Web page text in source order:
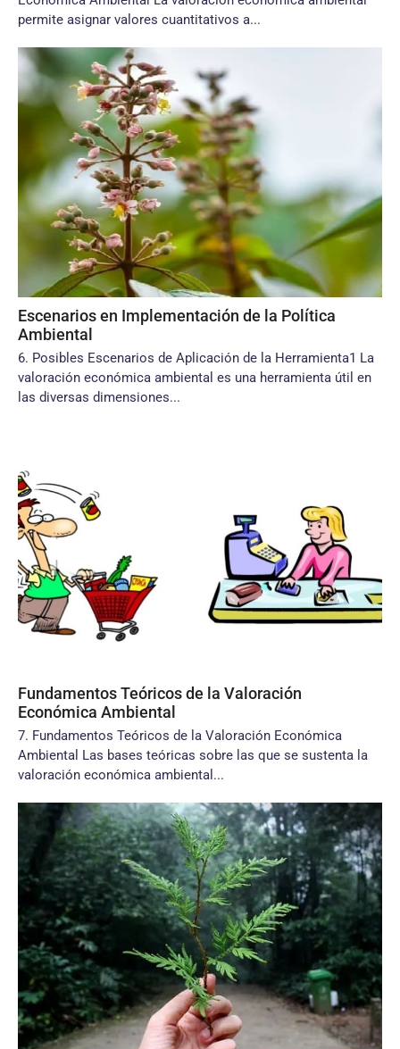
permite asignar valores cuantitativos a...
Escenarios en Implementación de la Política
Ambiental
6. Posibles Escenarios de Aplicación de la Herramienta1 La
valoración económica ambiental es una herramienta útil en
las diversas dimensiones...
Fundamentos Teóricos de la Valoración
Económica Ambiental
7. Fundamentos Teóricos de la Valoración Económica
Ambiental Las bases teóricas sobre las que se sustenta la
valoración económica ambiental...